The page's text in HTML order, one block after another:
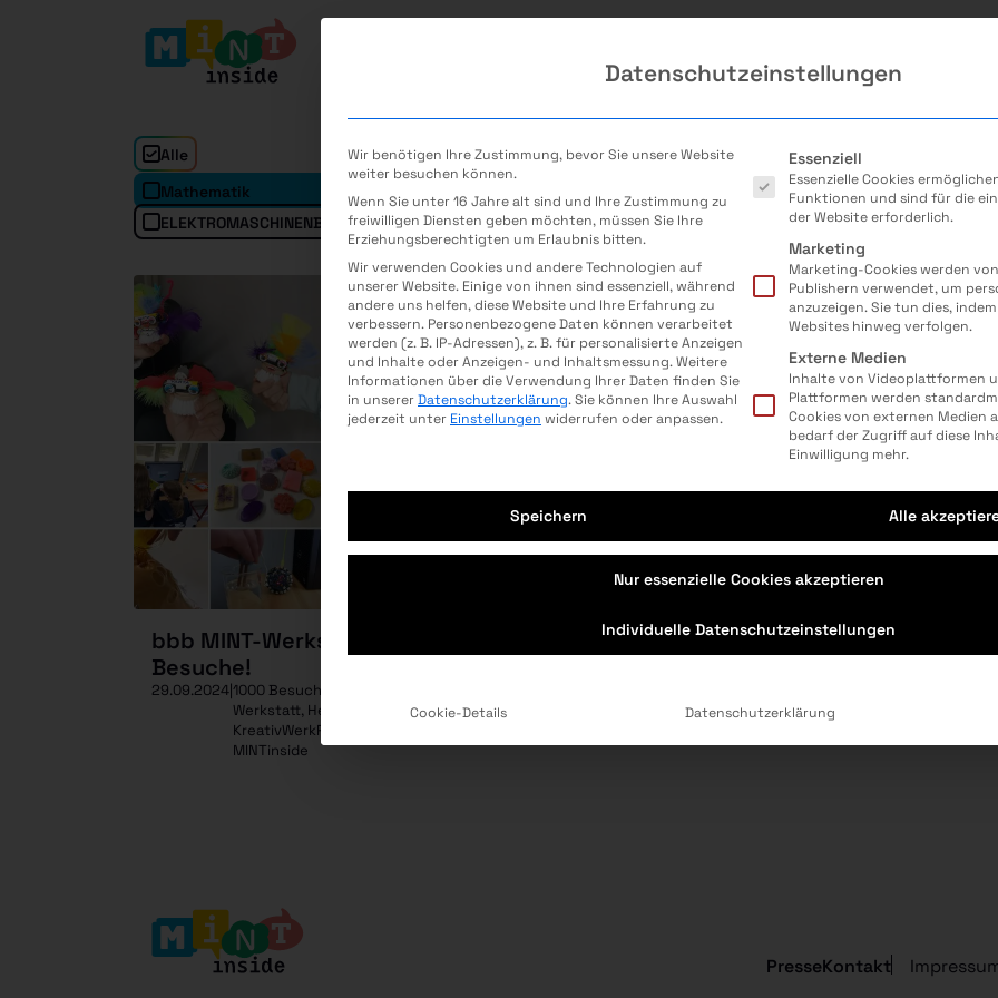
Veranstaltungen MINT-Berufe
Alle
Mathematik
Informatik Naturwissenschaft
ELEKTROMASCHINENBAU
MEDIZINTECHNIK FERTIGUNGSTECHNIK VERFAHRENSTECHNIK
bbb MINT-Werkstatt feiert 1.000
Besuche!
29.09.2024|1000 Besuche, bbb-MINT-
Werkstatt, Hennigsdorf,
KreativWerkR6, MINT-Bildung,
MINTinside
PresseKontakt
Datenschutzeinstellungen
Wir benötigen Ihre Zustimmung, bevor Sie unsere Website
weiter besuchen können.
Wenn Sie unter 16 Jahre alt sind und Ihre Zustimmung zu
freiwilligen Diensten geben möchten, müssen Sie Ihre
Erziehungsberechtigten um Erlaubnis bitten.
Wir verwenden Cookies und andere Technologien auf
unserer Website. Einige von ihnen sind essenziell, während
andere uns helfen, diese Website und Ihre Erfahrung zu
verbessern. Personenbezogene Daten können verarbeitet
werden (z. B. IP-Adressen), z. B. für personalisierte Anzeigen
und Inhalte oder Anzeigen- und Inhaltsmessung.Weitere
Informationen über die Verwendung Ihrer Daten finden Sie
in unsererDatenschutzerklärung.Sie können Ihre Auswahl
jederzeit unter Einstellungen widerrufen oder anpassen.
Es folgt eine Liste der
Essenziell
Essenzielle Cookies
Funktionen und sind für die
der Website erforderlich.
Marketing
Marketing-Cookies werden
Publishern verwendet, um
anzuzeigen. Sie tun dies,
Websites hinweg verfolgen.
Externe Medien
Inhalte von Videoplattformen
Plattformen werden
Cookies von externen Medien
bedarf der Zugriff auf diese
Einwilligung mehr.
Speichern Alle
Nur essenzielle Cookies akzeptieren
Individuelle Datenschutzeinstellungen
Cookie-Details Datenschutzerklärung